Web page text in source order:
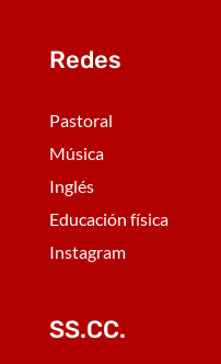
Redes
Pastoral
Música
Inglés
Educación física
Instagram
SS.CC.